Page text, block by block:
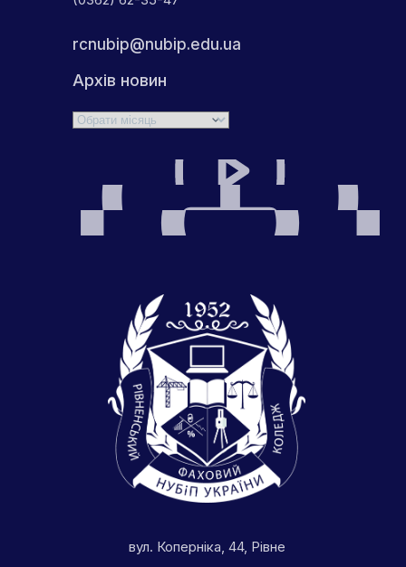
rcnubip@nubip.edu.ua
Архів новин
Архіви
вул. Коперніка, 44, Рівне